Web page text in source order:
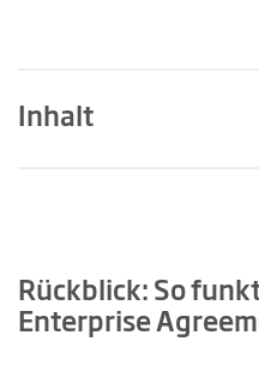
Inhalt
Was hat Microsoft
Rückblick: So
Enterprise